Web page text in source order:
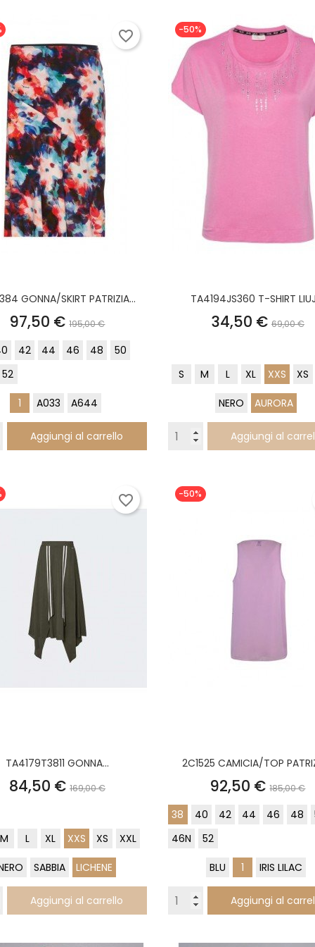
GONNA/SKIRT PATRIZIA...
Prezzo
97,50 €Prezzo
base
195,00 €
42 44 46 48
50
52
1 A033 A644
Aggiungi al carrello
favorite_border
TA4194JS360 T-SHIRT
Prezzo
34,50 €Prezzo
69,00 €
S M L XL XXS XS
NERO AURORA
Aggiungi al
-50%
TA4179T3811 GONNA...
Prezzo
84,50 €Prezzo
169,00 €
M L XL XXS XS XXL
SABBIA LICHENE
Aggiungi al carrello
favorite_border
2C1525 CAMICIA/TOP
Prezzo
92,50 €Prezzo
base
185,00 €
38 40 42 44 46 48
46N
52
BLU 1 IRIS LILAC
Aggiungi al
-50%